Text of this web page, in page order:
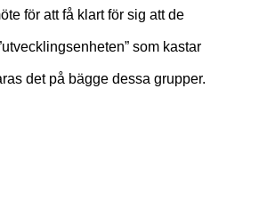
för att få klart för sig att de
som kastar
det på bägge dessa grupper.